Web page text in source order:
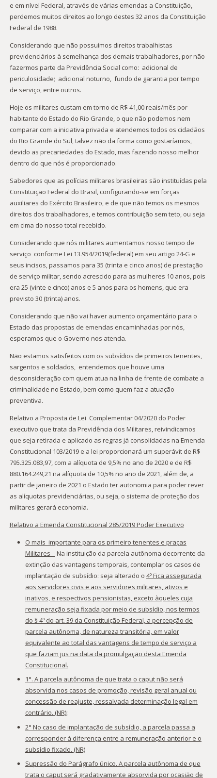
e em nível Federal, através de várias emendas a Constituição,
perdemos muitos direitos ao longo destes 32 anos da Constituição
Federal de 1988.
Considerando que não possuímos direitos trabalhistas
previdenciários à semelhança dos demais trabalhadores, por não
fazermos parte da Previdência Social como: adicional de
periculosidade; adicional noturno, fundo de garantia por tempo
de serviço, entre outros.
Hoje os militares custam em torno de R$ 41,00 reais/mês por
habitante do Estado do Rio Grande, o que não podemos nem
comparar com a iniciativa privada e atendemos todos os cidadãos
do Rio Grande do Sul, talvez não da forma como gostaríamos,
devido as precariedades do Estado, mas fazendo nosso melhor
dentro do que nós é proporcionado.
Sabedores que as polícias militares brasileiras são instituídas pela
Constituição Federal do Brasil, configurando-se em forças
auxiliares do Exército Brasileiro, e de que não temos os mesmos
direitos dos trabalhadores, e temos contribuição sem teto, ou seja
em cima do nosso total recebido.
Considerando que nós militares aumentamos nosso tempo de
serviço conforme Lei 13.954/2019(federal) em seu artigo 24-G e
seus incisos, passamos para 35 (trinta e cinco anos) de prestação
de serviço militar, sendo acrescido para as mulheres 10 anos, pois
era 25 (vinte e cinco) anos e 5 anos para os homens, que era
previsto 30 (trinta) anos.
Considerando que não vai haver aumento orçamentário para o
Estado das propostas de emendas encaminhadas por nós,
esperamos que o Governo nos atenda.
Não estamos satisfeitos com os subsídios de primeiros tenentes,
sargentos e soldados, entendemos que houve uma
desconsideração com quem atua na linha de frente de combate a
criminalidade no Estado, bem como quem faz a atuação
preventiva.
Relativo a Proposta de Lei Complementar 04/2020 do Poder
executivo que trata da Previdência dos Militares, reivindicamos
que seja retirada e aplicado as regras já consolidadas na Emenda
Constitucional 103/2019 e a lei proporcionará um superávit de R$
795.325.083,97, com a alíquota de 9,5% no ano de 2020 e de R$
880.164.249,21 na alíquota de 10,5% no ano de 2021, além de, a
partir de janeiro de 2021 o Estado ter autonomia para poder rever
as alíquotas previdenciárias, ou seja, o sistema de proteção dos
militares gerará economia.
Relativo a Emenda Constitucional 285/2019 Poder Executivo
O mais importante para os primeiro tenentes e praças
Militares – Na instituição da parcela autônoma decorrente da
extinção das vantagens temporais, contemplar os casos de
implantação de subsídio: seja alterado o 4º Fica assegurada
aos servidores civis e aos servidores militares, ativos e
inativos, e respectivos pensionistas, exceto àqueles cuja
remuneração seja fixada por meio de subsídio, nos termos
do § 4º do art. 39 da Constituição Federal, a percepção de
parcela autônoma, de natureza transitória, em valor
equivalente ao total das vantagens de tempo de serviço a
que faziam jus na data da promulgação desta Emenda
Constitucional.
1°. A parcela autônoma de que trata o caput não será
absorvida nos casos de promoção, revisão geral anual ou
concessão de reajuste, ressalvada determinação legal em
contrário. (NR);
2° No caso de implantação de subsídio, a parcela passa a
corresponder à diferença entre a remuneração anterior e o
subsídio fixado. (NR)
Supressão do Parágrafo único. A parcela autônoma de que
trata o caput será gradativamente absorvida por ocasião de